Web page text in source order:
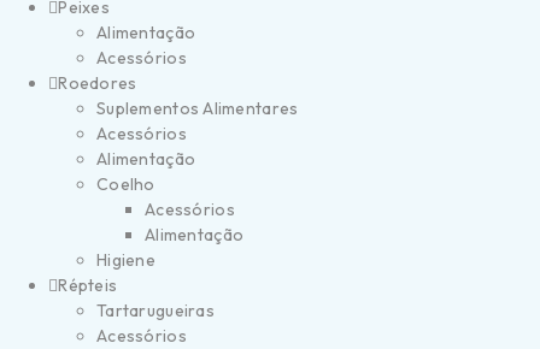
Peixes
Alimentação
Acessórios
Roedores
Suplementos Alimentares
Acessórios
Alimentação
Coelho
Acessórios
Alimentação
Higiene
Répteis
Tartarugueiras
Acessórios